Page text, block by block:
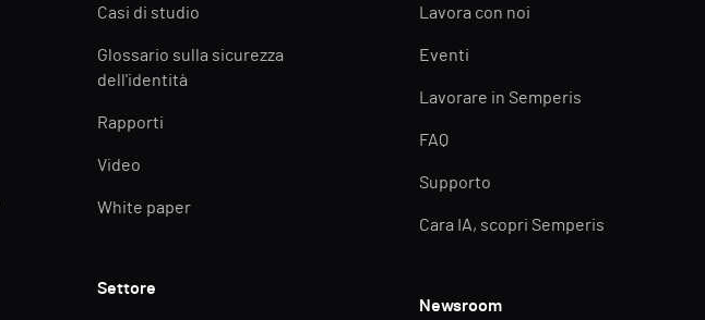
Casi di studio
Glossario sulla sicurezza
dell'identità
Rapporti
Video
White paper
Settore
Lavora con noi
Eventi
Lavorare in Semperis
FAQ
Supporto
Cara IA, scopri Semperis
Newsroom